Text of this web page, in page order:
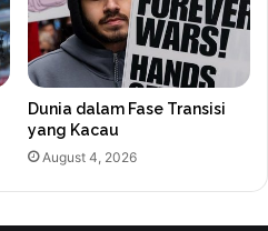
Dunia dalam Fase Transisi
yang Kacau
August 4, 2026